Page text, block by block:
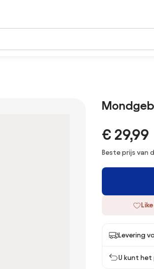
€ 29,99
Beste prijs van
Like
Levering
U kunt het